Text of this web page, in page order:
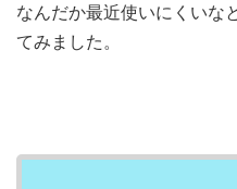
なんだか最近使いにくいな
てみました。